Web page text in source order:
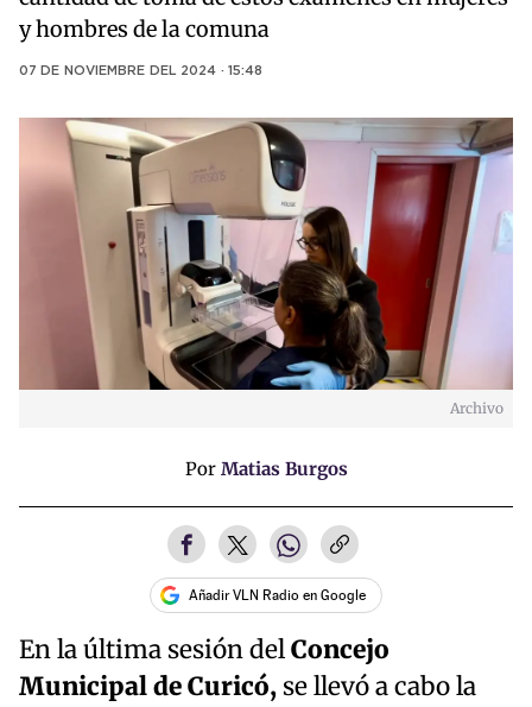
y hombres de la comuna
07 DE NOVIEMBRE DEL 2024 · 15:48
Archivo
Por Matias Burgos
Añadir VLN Radio en Google
En la última sesión delConcejo
Municipal de Curicó, se llevó a cabo la